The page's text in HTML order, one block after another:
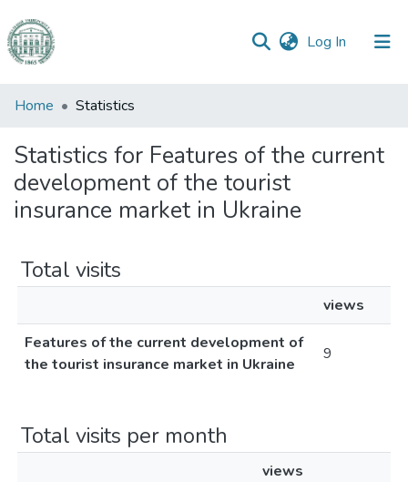
Log In (current)
Communities
Collections
All of DSpace
Home Statistics
Statistics for Features of the current
development of the tourist
insurance market in Ukraine
Total visits
views
Features of the current development of
the tourist insurance market in Ukraine
9
Total visits per month
views